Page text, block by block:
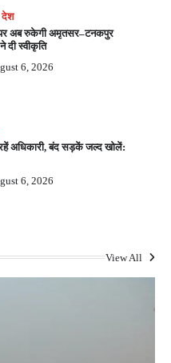
देश
अब रुकेगी अमृतसर–टनकपुर
दी स्वीकृति
6, 2026
अधिकारी, बंद सड़कें जल्द खोलें:
6, 2026
View All